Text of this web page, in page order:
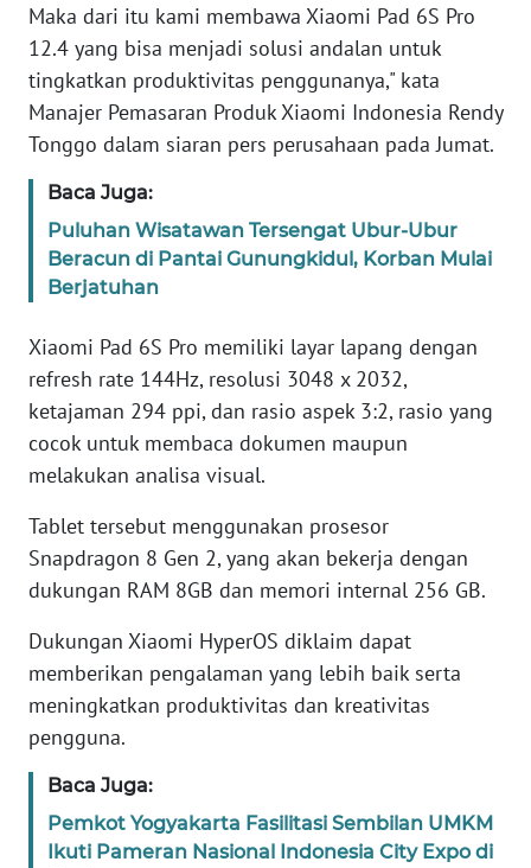
Maka dari itu kami membawa Xiaomi Pad 6S Pro
12.4 yang bisa menjadi solusi andalan untuk
tingkatkan produktivitas penggunanya," kata
Manajer Pemasaran Produk Xiaomi Indonesia Rendy
Tonggo dalam siaran pers perusahaan pada Jumat.
Baca Juga:
Puluhan Wisatawan Tersengat Ubur-Ubur
Beracun di Pantai Gunungkidul, Korban Mulai
Berjatuhan
Xiaomi Pad 6S Pro memiliki layar lapang dengan
refresh rate 144Hz, resolusi 3048 x 2032,
ketajaman 294 ppi, dan rasio aspek 3:2, rasio yang
cocok untuk membaca dokumen maupun
melakukan analisa visual.
Tablet tersebut menggunakan prosesor
Snapdragon 8 Gen 2, yang akan bekerja dengan
dukungan RAM 8GB dan memori internal 256 GB.
Dukungan Xiaomi HyperOS diklaim dapat
memberikan pengalaman yang lebih baik serta
meningkatkan produktivitas dan kreativitas
pengguna.
Baca Juga:
Pemkot Yogyakarta Fasilitasi Sembilan UMKM
Ikuti Pameran Nasional Indonesia City Expo di
Wahana
News
Regional
SUMUT
WN
JAKARTA
WN
JABAR
WN
BANTEN
WN
KEPRI
WN
PAPUA
WN
BARAT